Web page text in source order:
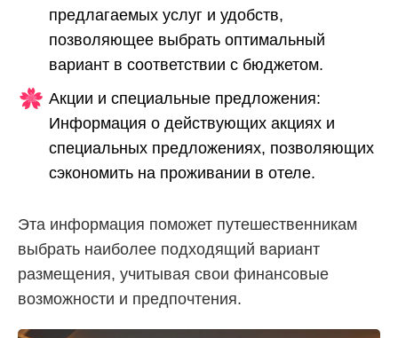
предлагаемых услуг и удобств,
позволяющее выбрать оптимальный
вариант в соответствии с бюджетом.
Акции и специальные предложения:
Информация о действующих акциях и
специальных предложениях, позволяющих
сэкономить на проживании в отеле.
Эта информация поможет путешественникам
выбрать наиболее подходящий вариант
размещения, учитывая свои финансовые
возможности и предпочтения.